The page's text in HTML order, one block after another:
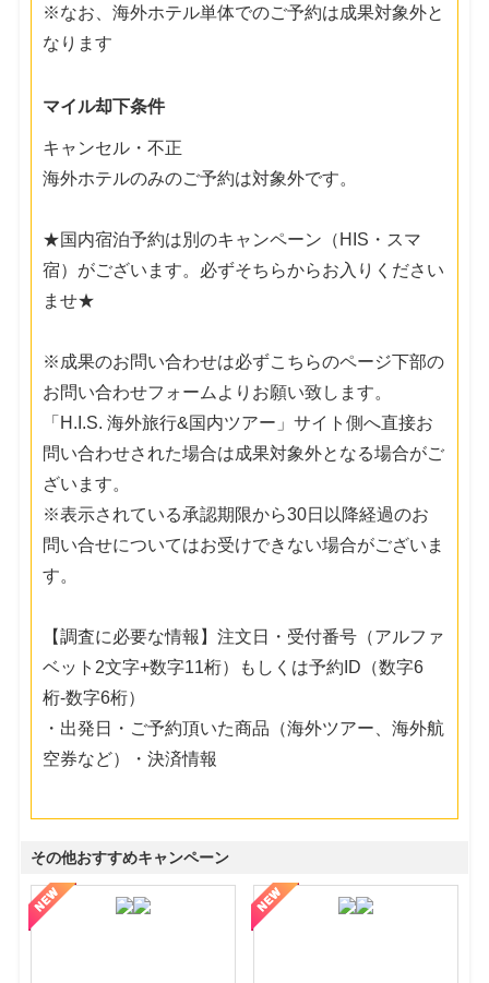
※なお、海外ホテル単体でのご予約は成果対象外と
なります
マイル却下条件
キャンセル・不正
海外ホテルのみのご予約は対象外です。
★国内宿泊予約は別のキャンペーン（HIS・スマ
宿）がございます。必ずそちらからお入りください
ませ★
※成果のお問い合わせは必ずこちらのページ下部の
お問い合わせフォームよりお願い致します。
「H.I.S. 海外旅行&国内ツアー」サイト側へ直接お
問い合わせされた場合は成果対象外となる場合がご
ざいます。
※表示されている承認期限から30日以降経過のお
問い合せについてはお受けできない場合がございま
す。
【調査に必要な情報】注文日・受付番号（アルファ
ベット2文字+数字11桁）もしくは予約ID（数字6
桁-数字6桁）
・出発日・ご予約頂いた商品（海外ツアー、海外航
空券など）・決済情報
その他おすすめキャンペーン